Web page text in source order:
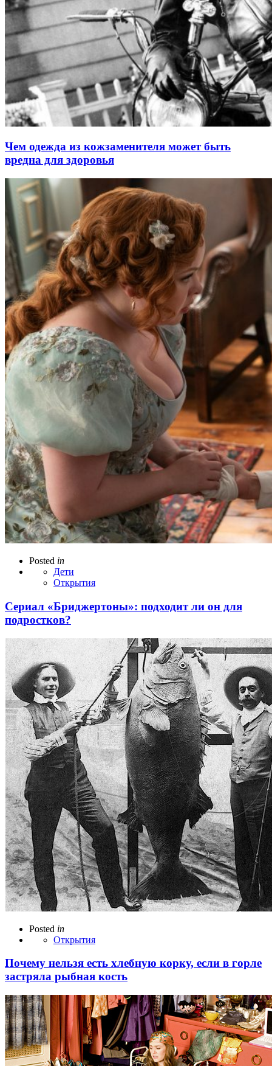
Чем одежда из кожзаменителя может быть
вредна для здоровья
Posted in
Дети
Открытия
Сериал «Бриджертоны»: подходит ли он для
подростков?
Posted in
Открытия
Почему нельзя есть хлебную корку, если в горле
застряла рыбная кость